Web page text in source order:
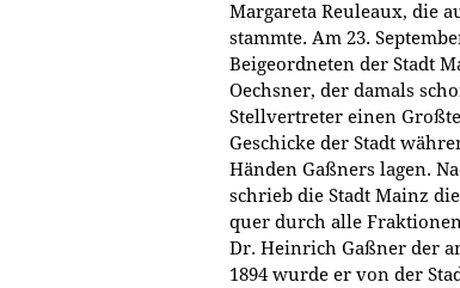
Margareta Reuleaux, die
stammte. Am 23.
Beigeordneten der Stadt
Oechsner, der damals
Stellvertreter einen
Geschicke der Stadt
Händen Gaßners lagen.
schrieb die Stadt Mainz
quer durch alle
Dr. Heinrich Gaßner der
1894 wurde er von der